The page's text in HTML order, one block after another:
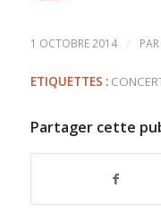
1 OCTOBRE 2014 / PAR
ETIQUETTES :
Partager cette